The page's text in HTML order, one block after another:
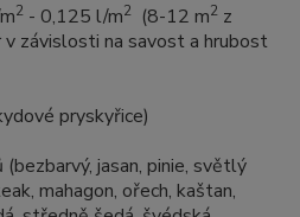
2 - 0,125 l/m2 (8-12 m2 z
závislosti na savost a hrubost
pryskyřice)
jasan, pinie, světlý
mahagon, ořech, kaštan,